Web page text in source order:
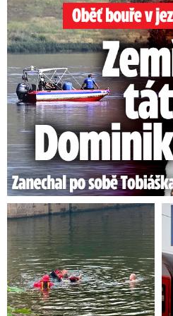
Oběť bouře v jezeru Most: Zemřel